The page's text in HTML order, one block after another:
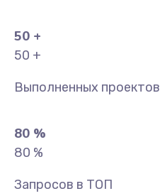
50 +
50 +
Выполненных проектов
80 %
80 %
Запросов в ТОП